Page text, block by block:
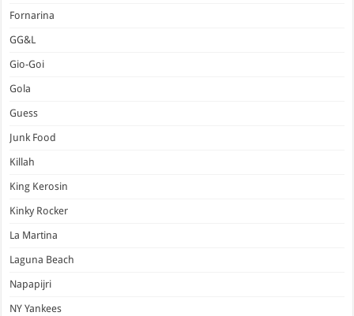
Fornarina
GG&L
Gio-Goi
Gola
Guess
Junk Food
Killah
King Kerosin
Kinky Rocker
La Martina
Laguna Beach
Napapijri
NY Yankees